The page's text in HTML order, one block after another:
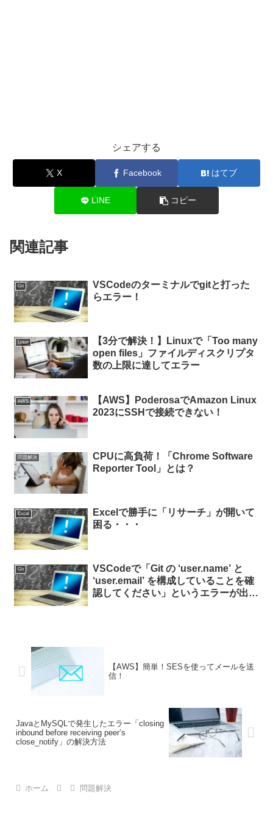
シェアする
X Facebook はてブ
LINE コピー
関連記事
Git
VSCodeのターミナルでgitと打った
らエラー！
Linux
【3分で解決！】Linuxで「Too many
open files」ファイルディスクリプタ
数の上限に達してエラー
AWS
【AWS】PoderosaでAmazon Linux
2023にSSHで接続できない！
問題解決
CPUに高負荷！「Chrome Software
Reporter Tool」とは？
Excel
Excelで勝手に「リサーチ」が開いて
困る・・・
Git
VSCodeで「Git の ‘user.name’ と
‘user.email’ を構成していることを確
認してください」というエラーが出た
【AWS】簡単！SESを使ってメールを送
信！
JavaとMySQLで発生したエラー「closing
inbound before receiving peer’s
close_notify」の解決方法
ホーム 問題解決